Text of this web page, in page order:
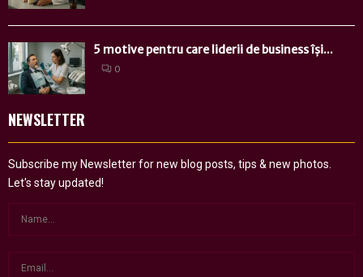
5 motive pentru care liderii de business își...
0
NEWSLETTER
Subscribe my Newsletter for new blog posts, tips & new photos.
Let's stay updated!